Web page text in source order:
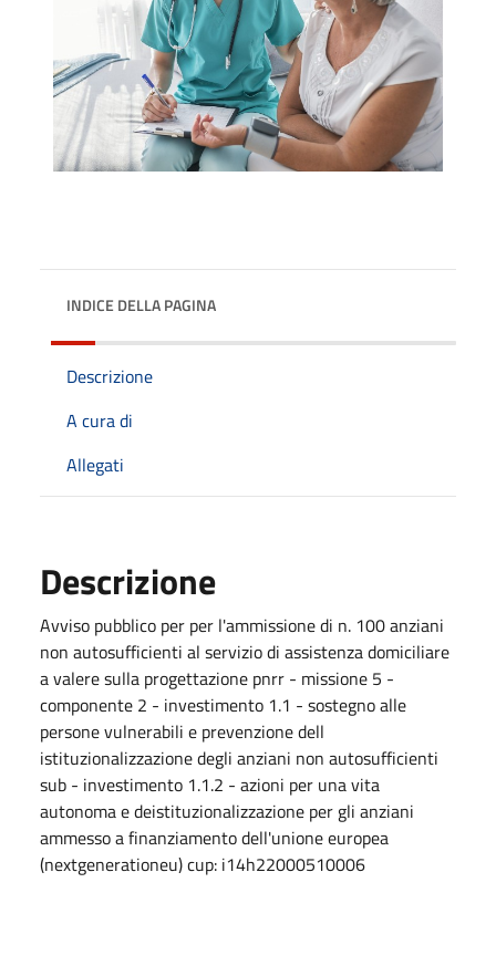
INDICE DELLA PAGINA
Descrizione
A cura di
Allegati
Descrizione
Avviso pubblico per per l'ammissione di n. 100 anziani
non autosufficienti al servizio di assistenza domiciliare
a valere sulla progettazione pnrr - missione 5 -
componente 2 - investimento 1.1 - sostegno alle
persone vulnerabili e prevenzione dell
istituzionalizzazione degli anziani non autosufficienti
sub - investimento 1.1.2 - azioni per una vita
autonoma e deistituzionalizzazione per gli anziani
ammesso a finanziamento dell'unione europea
(nextgenerationeu) cup: i14h22000510006